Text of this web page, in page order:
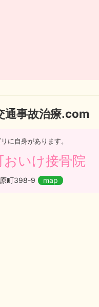
通事故治療.com
に自身があります。
おいけ接骨院
町398-9 map